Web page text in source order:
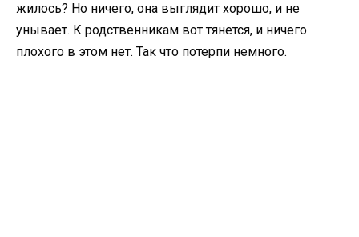
жилось? Но ничего, она выглядит хорошо, и не
унывает. К родственникам вот тянется, и ничего
плохого в этом нет. Так что потерпи немного.